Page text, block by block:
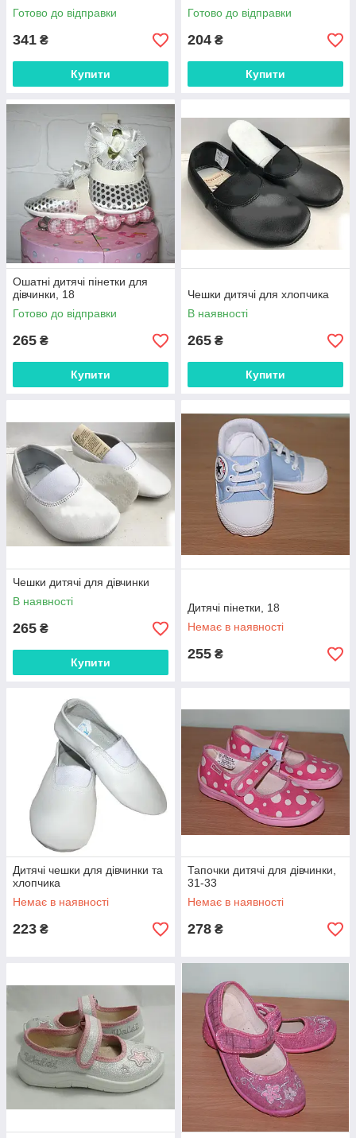
Готово до відправки
341 ₴
Купити
Готово до відправки
204 ₴
Купити
Ошатні дитячі пінетки для
дівчинки, 18
Готово до відправки
265 ₴
Купити
Чешки дитячі для хлопчика
В наявності
265 ₴
Купити
Чешки дитячі для дівчинки
В наявності
265 ₴
Купити
Дитячі пінетки, 18
Немає в наявності
255 ₴
Дитячі чешки для дівчинки та
хлопчика
Немає в наявності
223 ₴
Тапочки дитячі для дівчинки,
31-33
Немає в наявності
278 ₴